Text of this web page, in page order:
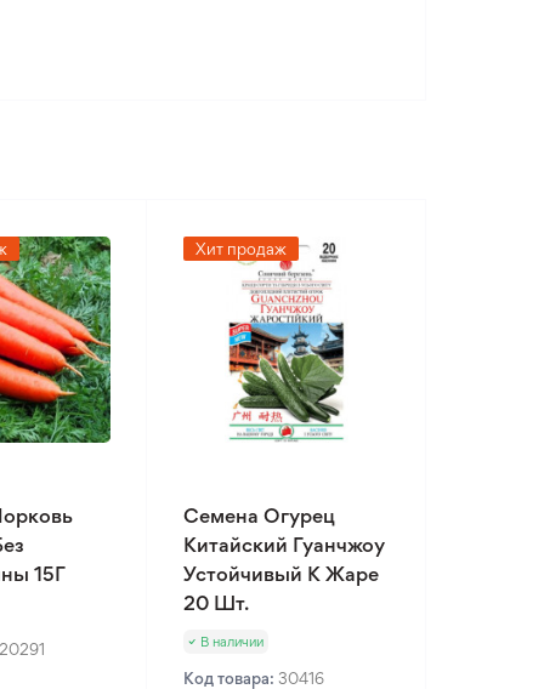
15Г
20291
Хит продаж
Семена Огурец
Китайский Гуанчжоу
Устойчивый К Жаре
20 Шт.
В наличии
Код товара: 30416